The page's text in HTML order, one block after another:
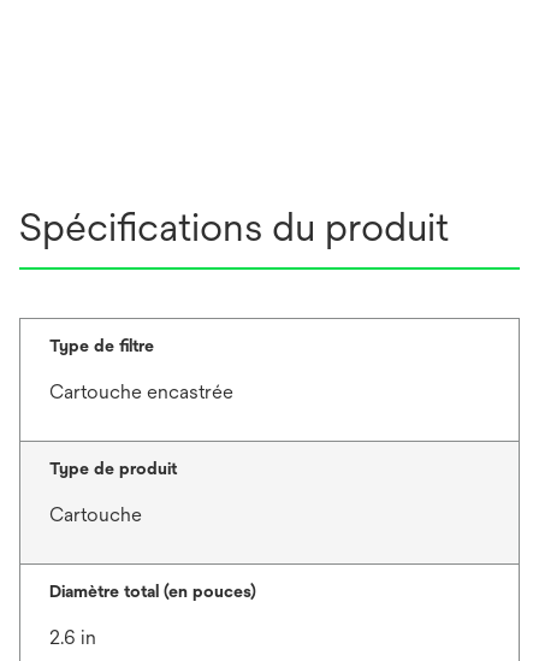
Spécifications du produit
Type de filtre
Cartouche encastrée
Type de produit
Cartouche
Diamètre total (en pouces)
2.6 in